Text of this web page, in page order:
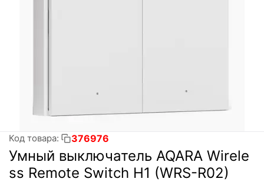
Код товара: 376976
Умный выключатель AQARA Wirele
ss Remote Switch H1 (WRS-R02)